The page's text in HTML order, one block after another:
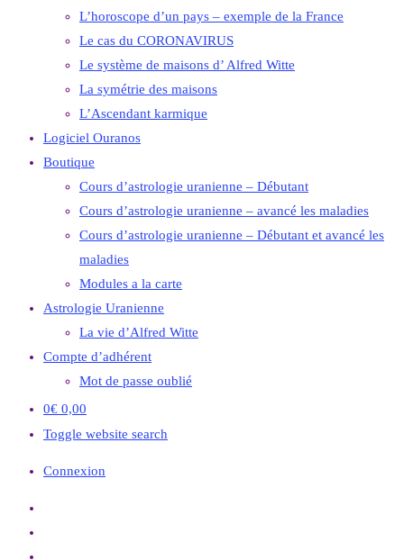
L’horoscope d’un pays – exemple de la France
Le cas du CORONAVIRUS
Le système de maisons d’ Alfred Witte
La symétrie des maisons
L’Ascendant karmique
Logiciel Ouranos
Boutique
Cours d’astrologie uranienne – Débutant
Cours d’astrologie uranienne – avancé les maladies
Cours d’astrologie uranienne – Débutant et avancé les
maladies
Modules a la carte
Astrologie Uranienne
La vie d’Alfred Witte
Compte d’adhérent
Mot de passe oublié
0€ 0,00
Toggle website search
Connexion